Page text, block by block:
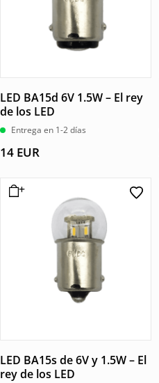
LED BA15d 6V 1.5W – El rey
de los LED
Entrega en 1-2 días
14 EUR
LED BA15s de 6V y 1.5W – El
rey de los LED